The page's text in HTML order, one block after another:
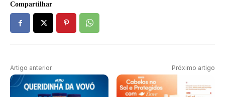
Compartilhar
Artigo anterior Próximo artigo